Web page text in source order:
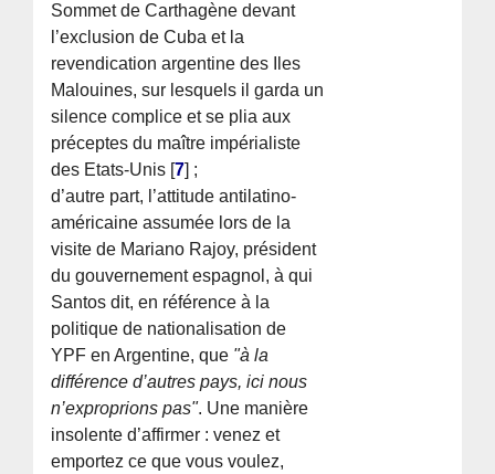
Sommet de Carthagène devant
l’exclusion de Cuba et la
revendication argentine des Iles
Malouines, sur lesquels il garda un
silence complice et se plia aux
préceptes du maître impérialiste
des Etats-Unis [7] ;
d’autre part, l’attitude antilatino-
américaine assumée lors de la
visite de Mariano Rajoy, président
du gouvernement espagnol, à qui
Santos dit, en référence à la
politique de nationalisation de
YPF en Argentine, que "à la
différence d’autres pays, ici nous
n’exproprions pas". Une manière
insolente d’affirmer : venez et
emportez ce que vous voulez,